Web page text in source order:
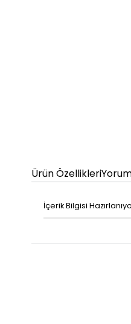
Ürün Özellikleri
İçerik Bilgisi